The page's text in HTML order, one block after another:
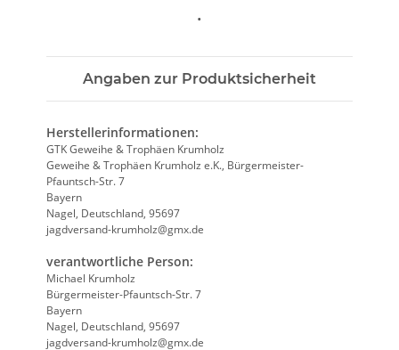
.
Angaben zur Produktsicherheit
Herstellerinformationen:
GTK Geweihe & Trophäen Krumholz
Geweihe & Trophäen Krumholz e.K., Bürgermeister-
Pfauntsch-Str. 7
Bayern
Nagel, Deutschland, 95697
jagdversand-krumholz@gmx.de
verantwortliche Person:
Michael Krumholz
Bürgermeister-Pfauntsch-Str. 7
Bayern
Nagel, Deutschland, 95697
jagdversand-krumholz@gmx.de